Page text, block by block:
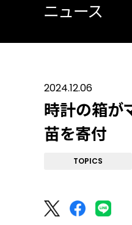
ニュース
2024.12.06
時計の箱が
苗を寄付
TOPICS